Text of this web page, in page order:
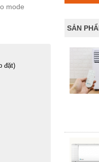
mode
đặt)
SẢN